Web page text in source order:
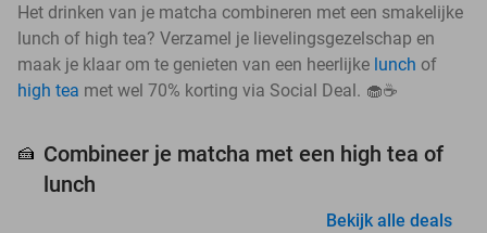
Het drinken van je matcha combineren met een smakelijke
lunch of high tea? Verzamel je lievelingsgezelschap en
maak je klaar om te genieten van een heerlijke lunch of
high tea met wel 70% korting via Social Deal. 🧁☕
🍰 Combineer je matcha met een high tea of
lunch
Bekijk alle deals